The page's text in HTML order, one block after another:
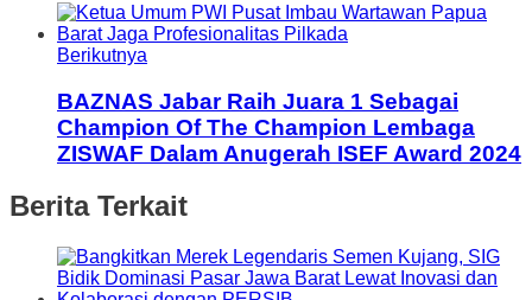
Berikutnya
BAZNAS Jabar Raih Juara 1 Sebagai
Champion Of The Champion Lembaga
ZISWAF Dalam Anugerah ISEF Award 2024
Berita Terkait